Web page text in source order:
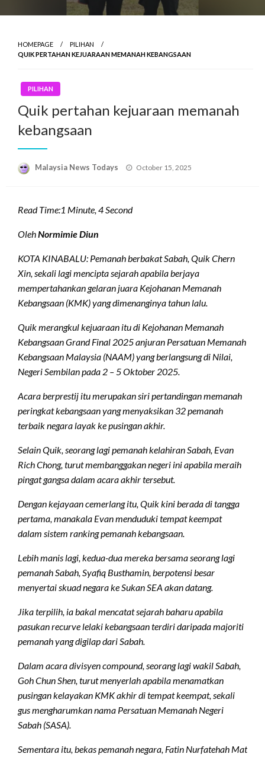
HOMEPAGE
PILIHAN
QUIK PERTAHAN KEJUARAAN MEMANAH KEBANGSAAN
PILIHAN
Quik pertahan kejuaraan memanah
kebangsaan
Malaysia News Todays
Posted
October 15, 2025
Read Time:1 Minute, 4 Second
OlehNormimie Diun
KOTA KINABALU: Pemanah berbakat Sabah, Quik Chern
Xin, sekali lagi mencipta sejarah apabila berjaya
mempertahankan gelaran juara Kejohanan Memanah
Kebangsaan (KMK) yang dimenanginya tahun lalu.
Quik merangkul kejuaraan itu di Kejohanan Memanah
Kebangsaan Grand Final 2025 anjuran Persatuan Memanah
Kebangsaan Malaysia (NAAM) yang berlangsung di Nilai,
Negeri Sembilan pada 2 – 5 Oktober 2025.
Acara berprestij itu merupakan siri pertandingan memanah
peringkat kebangsaan yang menyaksikan 32 pemanah
terbaik negara layak ke pusingan akhir.
Selain Quik, seorang lagi pemanah kelahiran Sabah, Evan
Rich Chong, turut membanggakan negeri ini apabila meraih
pingat gangsa dalam acara akhir tersebut.
Dengan kejayaan cemerlang itu, Quik kini berada di tangga
pertama, manakala Evan menduduki tempat keempat
dalam sistem ranking pemanah kebangsaan.
Lebih manis lagi, kedua-dua mereka bersama seorang lagi
pemanah Sabah, Syafiq Busthamin, berpotensi besar
menyertai skuad negara ke Sukan SEA akan datang.
Jika terpilih, ia bakal mencatat sejarah baharu apabila
pasukan recurve lelaki kebangsaan terdiri daripada majoriti
pemanah yang digilap dari Sabah.
Dalam acara divisyen compound, seorang lagi wakil Sabah,
Goh Chun Shen, turut menyerlah apabila menamatkan
pusingan kelayakan KMK akhir di tempat keempat, sekali
gus mengharumkan nama Persatuan Memanah Negeri
Sabah (SASA).
Sementara itu, bekas pemanah negara, Fatin Nurfatehah Mat